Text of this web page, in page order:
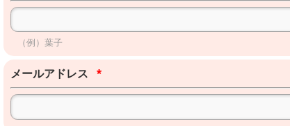
（例）葉子
メールアドレス *